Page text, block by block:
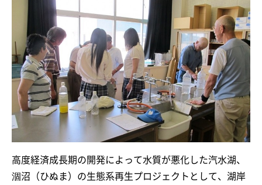
高度経済成長期の開発によって水質が悪化した汽水湖、
涸沼（ひぬま）の生態系再生プロジェクトとして、湖岸